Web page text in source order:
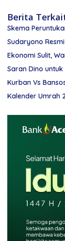
Berita
Skema
Sudaryono
Ekonomi Sulit,
Saran Dino
Kurban Vs
Kalender Umrah